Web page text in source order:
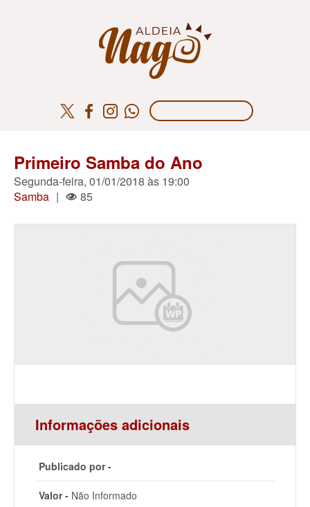
Primeiro Samba do Ano
Segunda-feira, 01/01/2018 às 19:00
Samba | 85
Informações adicionais
Publicado por -
Valor - Não Informado